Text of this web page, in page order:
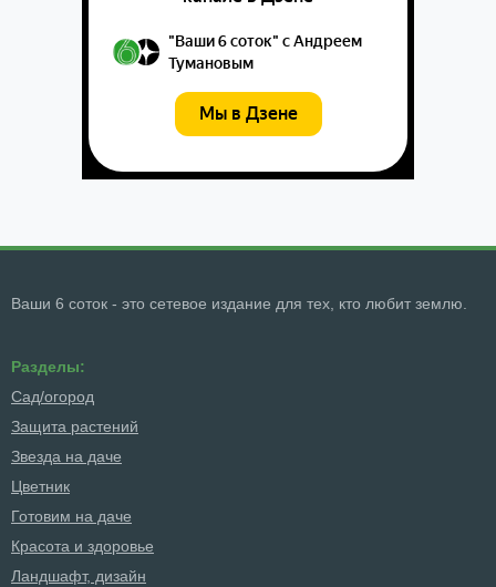
Ваши 6 соток - это сетевое издание для тех, кто любит землю.
Разделы:
Сад/огород
Защита растений
Звезда на даче
Цветник
Готовим на даче
Красота и здоровье
Ландшафт, дизайн